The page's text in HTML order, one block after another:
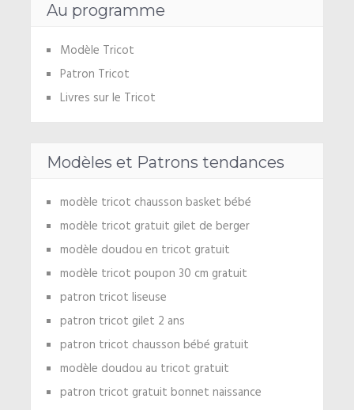
Au programme
Modèle Tricot
Patron Tricot
Livres sur le Tricot
Modèles et Patrons tendances
modèle tricot chausson basket bébé
modèle tricot gratuit gilet de berger
modèle doudou en tricot gratuit
modèle tricot poupon 30 cm gratuit
patron tricot liseuse
patron tricot gilet 2 ans
patron tricot chausson bébé gratuit
modèle doudou au tricot gratuit
patron tricot gratuit bonnet naissance